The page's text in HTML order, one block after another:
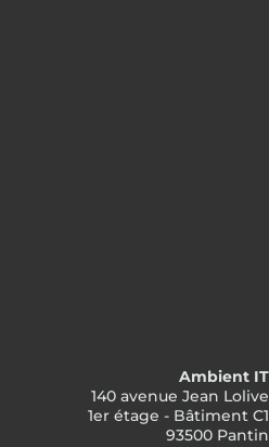
Ambient IT
140 avenue Jean Lolive
1er étage - Bâtiment C1
93500 Pantin